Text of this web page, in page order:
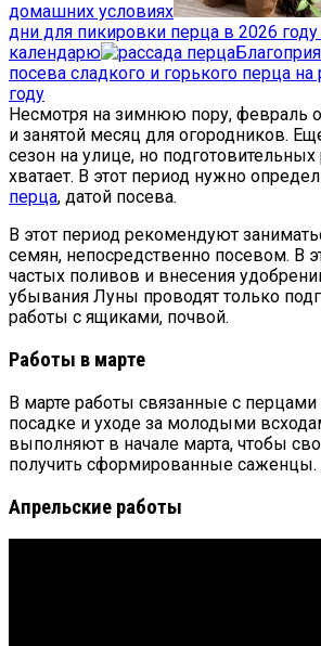
домашних условиях
дни для пикировки перца в 2026
календарю
посева сладкого и горького перца на
году
Несмотря на зимнюю пору, февраль
и занятой месяц для огородников.
сезон на улице, но
хватает. В этот период нужно
перца, датой посева.
В этот период рекомендуют
семян, непосредственно посевом. В
частых поливов и внесения
убывания Луны проводят только
работы с ящиками, почвой.
Работы в марте
В марте работы связанные с
посадке и уходе за молодыми
выполняют в начале марта, чтобы
получить сформированные саженцы.
Апрельские работы